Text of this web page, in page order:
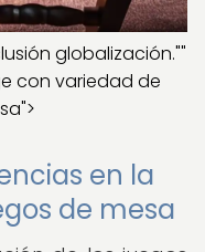
globalización.""
con variedad de
en la
de mesa